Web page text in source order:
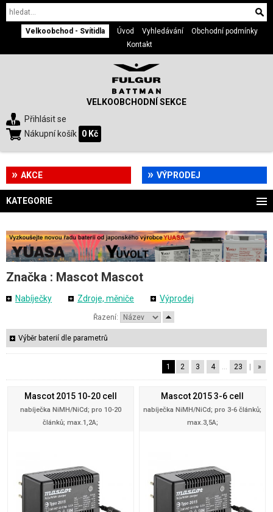
Velkoobchod - Svítidla Úvod Vyhledávání
Obchodní podmínky
Kontakt
VELKOOBCHODNÍ SEKCE
Přihlásit se
Nákupní košík 0 Kč
AKCE VÝPRODEJ
KATEGORIE
Značka : Mascot Mascot
Nabíječky Zdroje, měniče Výprodej
Řazení:
Výběr baterií dle parametrů
1 2 3 4 … 23 | »
Mascot 2015 10-20 cell
nabíječka NiMH/NiCd; pro 10-20
článků; max.1,2A;
Mascot 2015 3-6 cell
nabíječka NiMH/NiCd; pro 3-6 článků;
max.3,5A;